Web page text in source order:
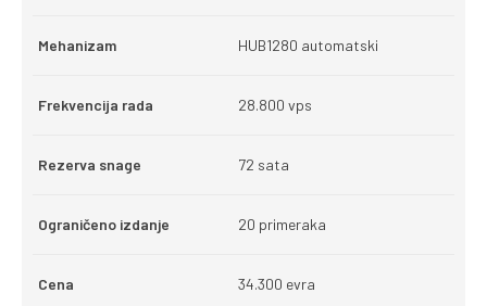
Mehanizam HUB1280 automatski
Frekvencija rada 28.800 vps
Rezerva snage 72 sata
Ograničeno izdanje 20 primeraka
Cena 34.300 evra